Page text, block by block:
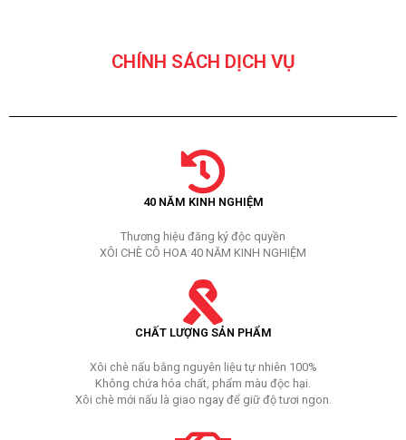
CHÍNH SÁCH DỊCH VỤ
40 NĂM KINH NGHIỆM
Thương hiệu đăng ký độc quyền
XÔI CHÈ CÔ HOA 40 NĂM KINH NGHIỆM
CHẤT LƯỢNG SẢN PHẨM
Xôi chè nấu bằng nguyên liệu tự nhiên 100%
Không chứa hóa chất, phẩm màu độc hại.
Xôi chè mới nấu là giao ngay để giữ độ tươi ngon.